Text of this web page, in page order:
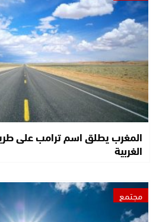
المغرب يطلق اسم ترامب على
الغربية
مجتمع